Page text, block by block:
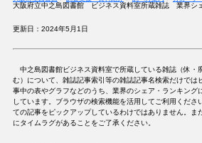
大阪府立中之島図書館 ビジネス資料室所蔵雑誌 業界シ
更新日：2024年5月1日
中之島図書館ビジネス資料室で所蔵している雑誌（休・
む）について、雑誌記事索引等の雑誌記事名検索だけでは
事中の表やグラフなどのうち、業界のシェア・ランキング
しています。ブラウザの検索機能を活用してご利用くださ
ての記事をピックアップしているわけではありません。ま
にタイムラグがあることをご了承ください。